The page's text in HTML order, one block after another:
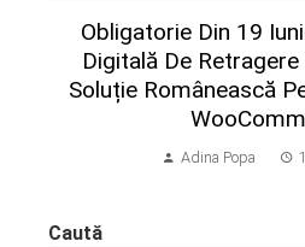
Obligatorie Din 19
Digitală De
Soluție Românească
Adina Popa
Caută